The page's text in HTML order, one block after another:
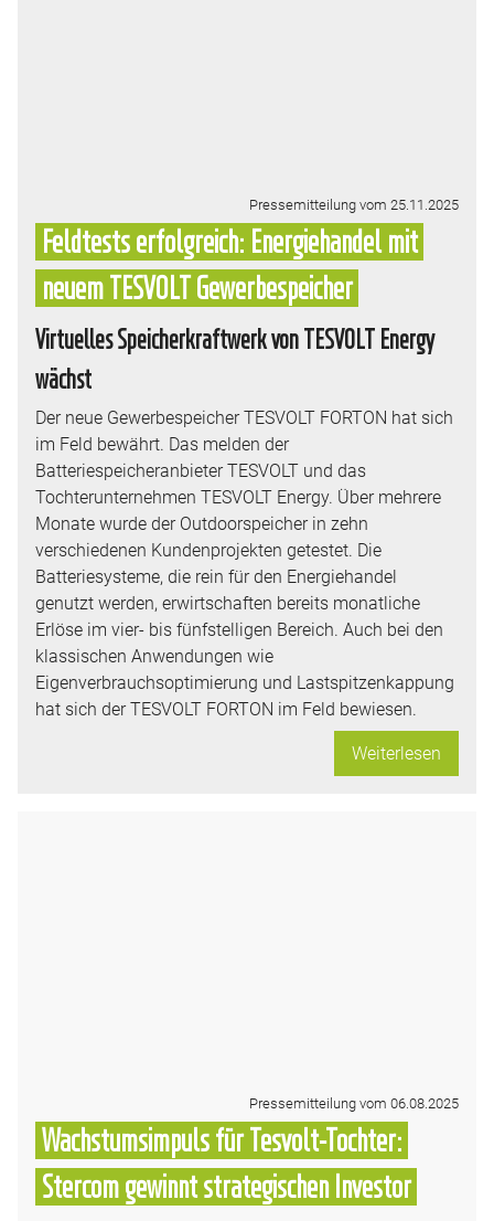
Pressemitteilung vom 25.11.2025
Feldtests erfolgreich: Energiehandel mit
neuem TESVOLT Gewerbespeicher
Virtuelles Speicherkraftwerk von TESVOLT Energy
wächst
Der neue Gewerbespeicher TESVOLT FORTON hat sich
im Feld bewährt. Das melden der
Batteriespeicheranbieter TESVOLT und das
Tochterunternehmen TESVOLT Energy. Über mehrere
Monate wurde der Outdoorspeicher in zehn
verschiedenen Kundenprojekten getestet. Die
Batteriesysteme, die rein für den Energiehandel
genutzt werden, erwirtschaften bereits monatliche
Erlöse im vier- bis fünfstelligen Bereich. Auch bei den
klassischen Anwendungen wie
Eigenverbrauchsoptimierung und Lastspitzenkappung
hat sich der TESVOLT FORTON im Feld bewiesen.
Weiterlesen
Pressemitteilung vom 06.08.2025
Wachstumsimpuls für Tesvolt-Tochter:
Stercom gewinnt strategischen Investor